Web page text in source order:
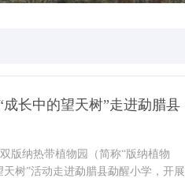
成长中的望天树”走进勐腊县
版纳热带植物园（简称“版纳植物
天树”活动走进勐腊县勐醒小学，开展